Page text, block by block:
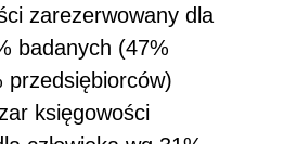
zarezerwowany dla
badanych (47%
przedsiębiorców)
księgowości